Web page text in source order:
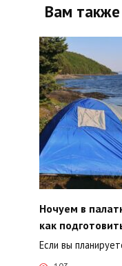
Вам
Ночуем в
как
Если вы